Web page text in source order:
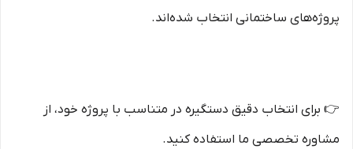
پروژه‌های ساختمانی انتخاب شده‌اند.
👉 برای انتخاب دقیق دستگیره در متناسب با پروژه خود، از
مشاوره تخصصی ما استفاده کنید.